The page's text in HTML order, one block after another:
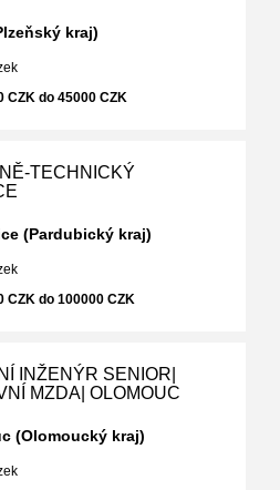
kraj)
CZK do 45000 CZK
TECHNICKÝ
(Pardubický kraj)
CZK do 100000 CZK
INŽENÝR SENIOR|
MZDA| OLOMOUC
(Olomoucký kraj)